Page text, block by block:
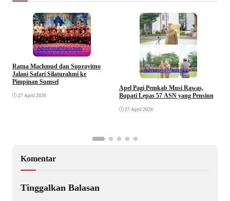
AdvertorialMusirawas
Ratna Machmud dan Suprayitno
Jalani Safari Silaturahmi ke
Pimpinan Sumsel
27 April 2026
AdvertorialMusirawas
Apel Pagi Pemkab Musi Rawas,
Bupati Lepas 57 ASN yang Pensiun
27 April 2026
Komentar
Tinggalkan Balasan